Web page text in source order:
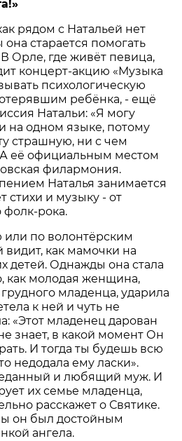
рядом с Натальей нет
она старается помогать
Орле, где живёт певица,
концерт-акцию «Музыка
психологическую
ребёнка, - ещё
Натальи: «Я могу
на одном языке, потому
страшную, ни с чем
её официальным местом
филармония.
Наталья занимается
стихи и музыку - от
фолк-рока.
по волонтёрским
видит, как мамочки на
детей. Однажды она стала
как молодая женщина,
младенца, ударила
к ней и чуть не
«Этот младенец дарован
знает, в какой момент Он
И тогда ты будешь всю
недодала ему ласки».
и любящий муж. И
их семье младенца,
расскажет о Святике.
он был достойным
ангела.